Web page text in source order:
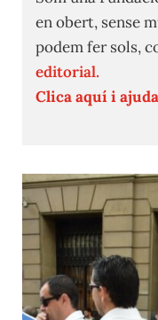
en obert, sense
podem fer sols,
editorial.
Clica aquí i